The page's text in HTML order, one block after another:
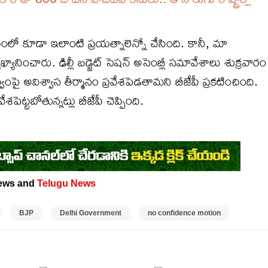
కూడా ఇలాంటి ప్రయత్నాలెన్నో చేసింది. కానీ, మా
ఢిల్లీ బడ్జెట్ సెషన్ అసెంబ్లీ సమావేశాలు శుక్రవారం
అవిశ్వాస తీర్మానం ప్రవేశపెడతామని బీజేపీ ప్రకటించింది.
బీజేపీ చెప్పింది.
and Telugu News
BJP Delhi Government no confidence motion